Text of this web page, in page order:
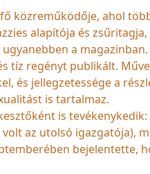
közreműködője, ahol
alapítója és
a magazinban.
tíz regényt publikált.
és jellegzetessége a
is tartalmaz.
is
az utolsó igazgatója),
bejelentette,